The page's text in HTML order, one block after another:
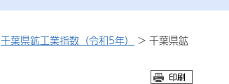
千葉県鉱工業指数（令和5年）
> 千葉県鉱